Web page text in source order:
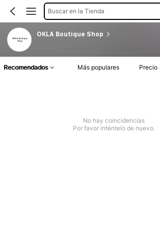
Buscar en la Tienda
OKLA Boutique Shop
Recomendados Más populares Precio
No hay coincidencias
Por favor inténtelo de nuevo.